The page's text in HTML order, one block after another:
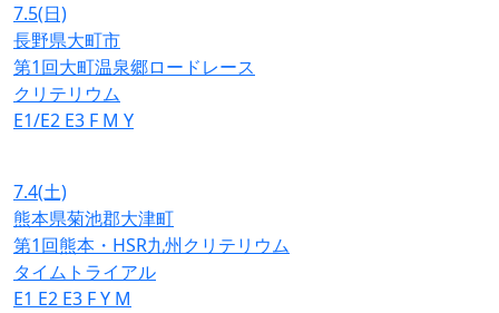
7.5(日)
長野県大町市
第1回大町温泉郷ロードレース
クリテリウム
E1/E2 E3 F M Y
7.4(土)
熊本県菊池郡大津町
第1回熊本・HSR九州クリテリウム
タイムトライアル
E1 E2 E3 FY M